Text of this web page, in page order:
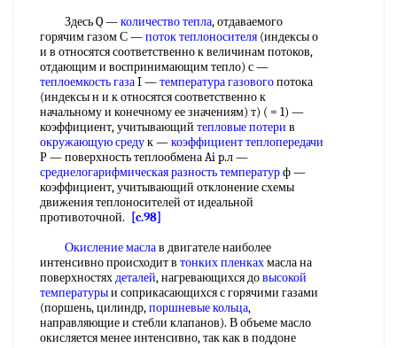
Здесь Q —количество тепла, отдаваемого
горячим газом С —поток теплоносителя (индексы о
и в относятся соответственно к величинам потоков,
отдающим и воспринимающим тепло) с —
теплоемкость газаI —температура газовогопотока
(индексы н и к относятся соответственно к
начальному и конечному ее значениям) т) ( = 1) —
коэффициент, учитывающий тепловые потери в
окружающую средук —коэффициент теплопередачи
Р — поверхность теплообмена Ai p.л —
среднелогарифмическая разность температурф —
коэффициент, учитывающий отклонение схемы
движения теплоносителей от идеальной
противоточной.
[c.98]
Окисление маслав двигателе наиболее
интенсивно происходит в тонких пленкахмасла на
поверхностяхдеталей, нагревающихся довысокой
температурыи соприкасающихся с горячими газами
(поршень, цилиндр,поршневые кольца,
направляющие и стебли клапанов). В объеме масло
окисляется менее интенсивно, так как в поддоне